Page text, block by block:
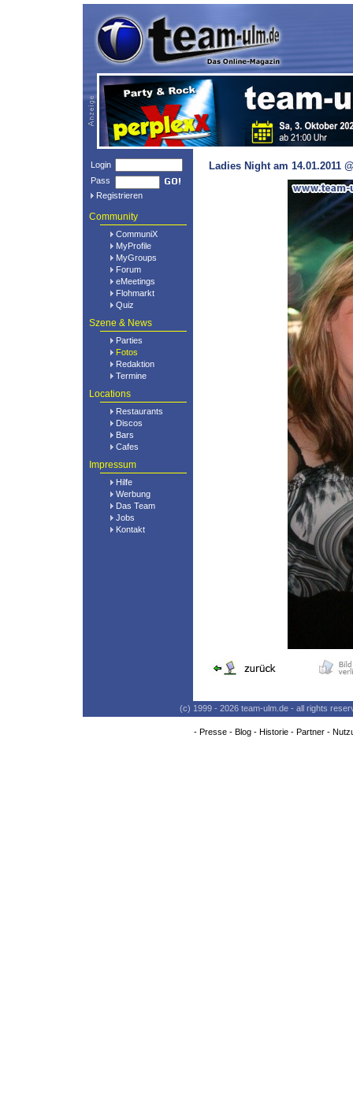
Login
Pass
Registrieren
Community
CommuniX
MyProfile
MyGroups
Forum
eMeetings
Flohmarkt
Quiz
Szene & News
Parties
Fotos
Redaktion
Termine
Locations
Restaurants
Discos
Bars
Cafes
Impressum
Hilfe
Werbung
Das Team
Jobs
Kontakt
Ladies Night am 14.01.2011
(c) 1999 - 2026 team-ulm.de - all rights
- Presse- Blog- Historie- Partner-